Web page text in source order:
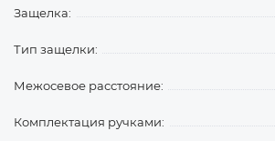
Защелка:
Тип защелки:
Межосевое расстояние:
Комплектация ручками: